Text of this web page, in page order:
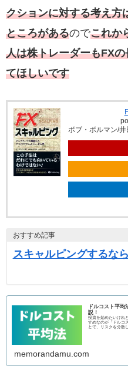
クションに対する考え方
ところがあるのでこれか
人は株トレーダーもFX
てほしいです
ボブ・ボルマン/
おすすめ記事
スキャルピングするな
ドルコスト平均
説！
投資を始めたいけれ
すめなのが「ドルコ
とで、リスクを分散
memorandamu.com